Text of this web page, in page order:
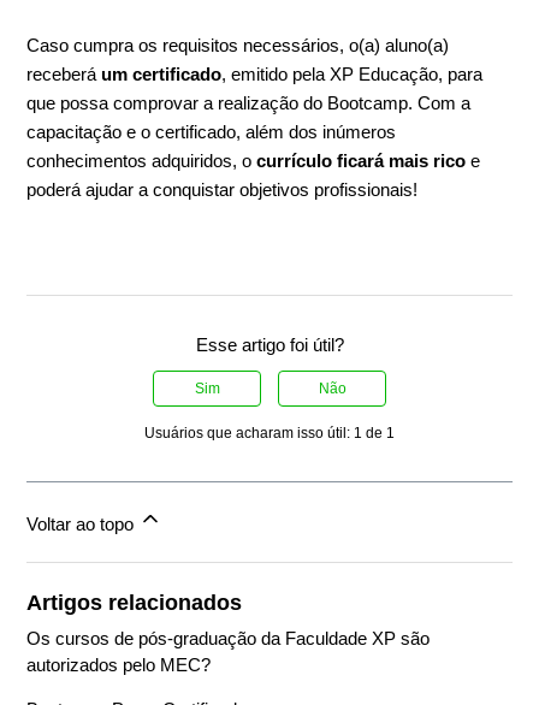
Caso cumpra os requisitos necessários, o(a) aluno(a)
receberá um certificado, emitido pela XP Educação, para
que possa comprovar a realização do Bootcamp. Com a
capacitação e o certificado, além dos inúmeros
conhecimentos adquiridos, ocurrículo ficará mais ricoe
poderá ajudar a conquistar objetivos profissionais!
Esse artigo foi útil?
Sim Não
Usuários que acharam isso útil: 1 de 1
Voltar ao topo
Artigos relacionados
Os cursos de pós-graduação da Faculdade XP são
autorizados pelo MEC?